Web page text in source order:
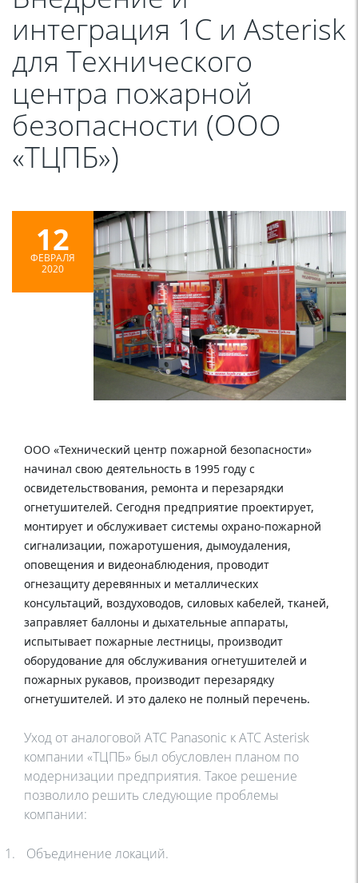
интеграция 1С и Asterisk
для Технического
центра пожарной
безопасности (ООО
«ТЦПБ»)
12
ФЕВРАЛЯ
2020
ООО «Технический центр пожарной безопасности»
начинал свою деятельность в 1995 году с
освидетельствования, ремонта и перезарядки
огнетушителей. Сегодня предприятие проектирует,
монтирует и обслуживает системы охрано-пожарной
сигнализации, пожаротушения, дымоудаления,
оповещения и видеонаблюдения, проводит
огнезащиту деревянных и металлических
консультаций, воздуховодов, силовых кабелей, тканей,
заправляет баллоны и дыхательные аппараты,
испытывает пожарные лестницы, производит
оборудование для обслуживания огнетушителей и
пожарных рукавов, производит перезарядку
огнетушителей. И это далеко не полный перечень.
Уход от аналоговой АТС Panasonic к АТС Asterisk
компании «ТЦПБ» был обусловлен планом по
модернизации предприятия. Такое решение
позволило решить следующие проблемы
компании:
1. Объединение локаций.